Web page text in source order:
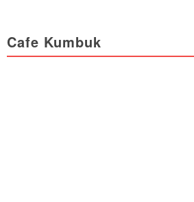
Cafe Kumbuk